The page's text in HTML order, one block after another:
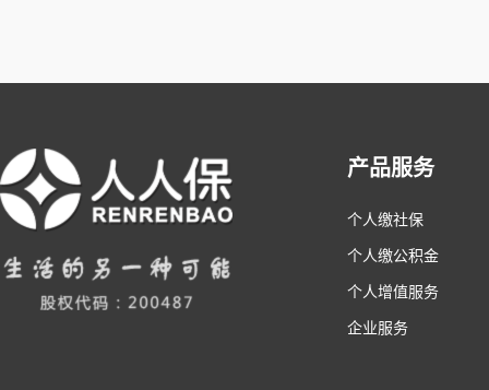
产品服务
个人缴社保
个人缴公积金
个人增值服务
企业服务